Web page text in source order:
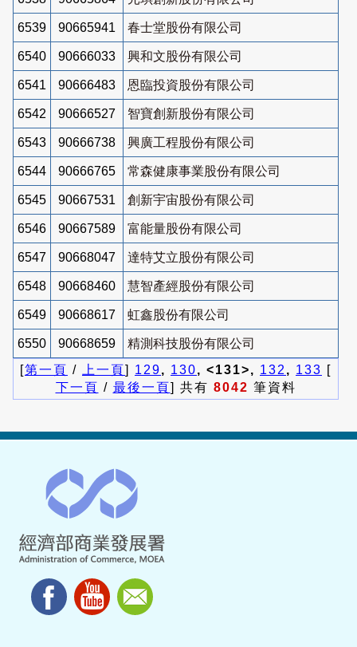
6539 90665941 春士堂股份有限公司
6540 90666033 興和文股份有限公司
6541 90666483 恩臨投資股份有限公司
6542 90666527 智寶創新股份有限公司
6543 90666738 興廣工程股份有限公司
6544 90666765 常森健康事業股份有限公司
6545 90667531 創新宇宙股份有限公司
6546 90667589 富能量股份有限公司
6547 90668047 達特艾立股份有限公司
6548 90668460 慧智產經股份有限公司
6549 90668617 虹鑫股份有限公司
6550 90668659
精測科技股份有限公司
[第一頁 / 上一頁] 129, 130, <131>, 132 , 133 [
下一頁 / 最後一頁] 共有 8042 筆資料